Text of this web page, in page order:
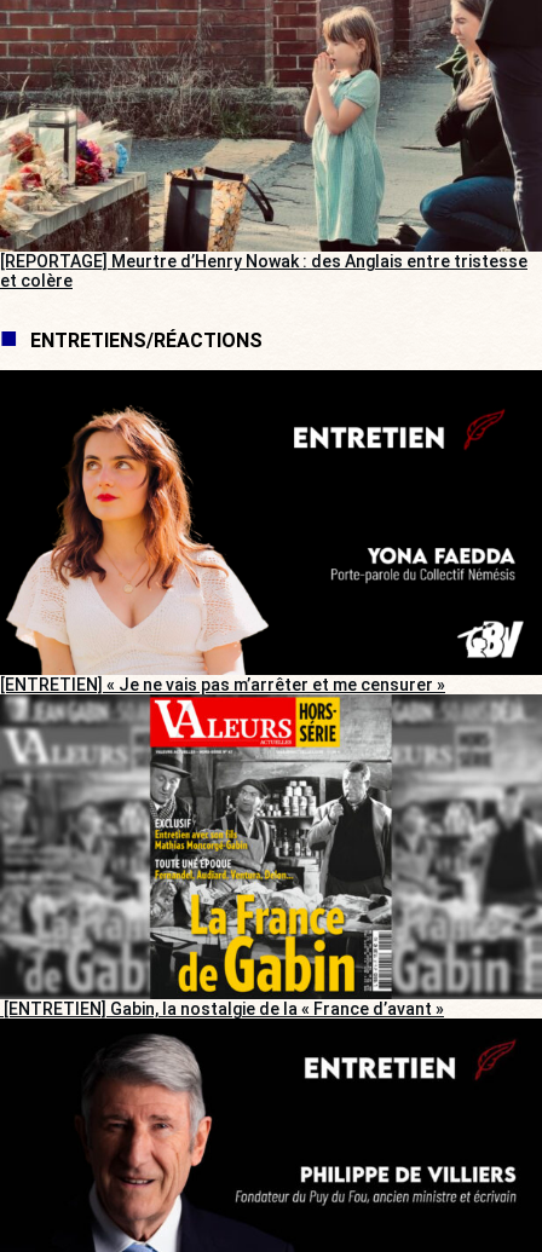
[REPORTAGE] Meurtre d’Henry Nowak : des Anglais entre tristesse
et colère
ENTRETIENS/RÉACTIONS
[ENTRETIEN] « Je ne vais pas m’arrêter et me censurer »
[ENTRETIEN] Gabin, la nostalgie de la « France d’avant »